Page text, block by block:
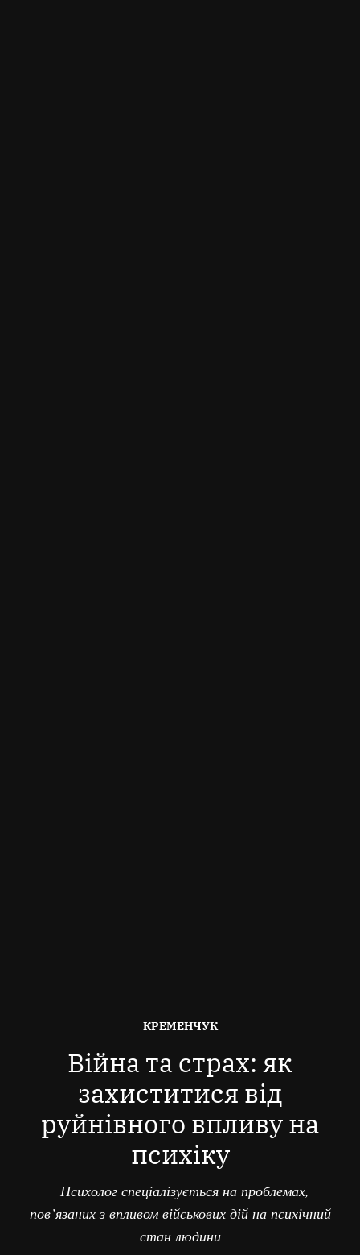
ОПУБЛІКОВАНО
КРЕМЕНЧУК
Війна та страх: як
захиститися від
руйнівного впливу на
психіку
Психолог спеціалізується на проблемах,
пов’язаних з впливом військових дій на психічний
стан людини